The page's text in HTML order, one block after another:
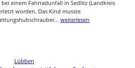
einem Fahrradunfall in Sedlitz (Landkreis
worden. Das Kind musste
weiterlesen
Lübben